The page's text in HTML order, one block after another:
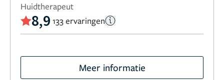
Huidtherapeut
8,9 133 ervaringen
Meer informatie